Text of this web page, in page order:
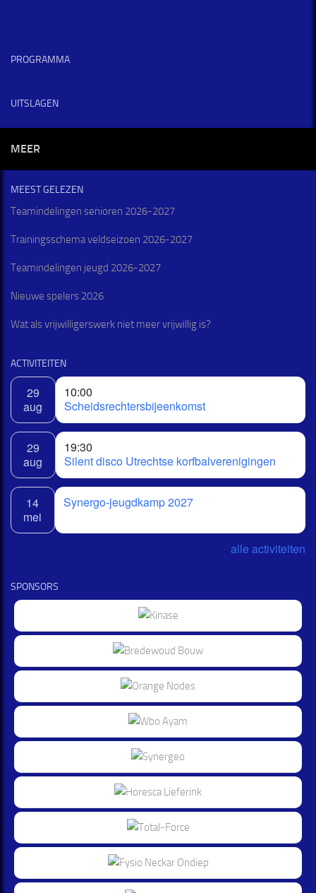
PROGRAMMA
UITSLAGEN
MEER
MEEST GELEZEN
Teamindelingen senioren 2026-2027
Trainingsschema veldseizoen 2026-2027
Teamindelingen jeugd 2026-2027
Nieuwe spelers 2026
Wat als vrijwilligerswerk niet meer vrijwillig is?
ACTIVITEITEN
29
aug
10:00
Scheidsrechtersbijeenkomst
29
aug
19:30
Silent disco Utrechtse korfbalverenigingen
14
mei
Synergo-jeugdkamp 2027
alle activiteiten
SPONSORS